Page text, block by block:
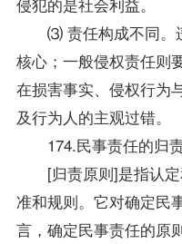
⑶ 责任构成不同。
核心；一般侵权责任则
在损害事实、侵权行为
及行为人的主观过错。
174.民事责任的归责
[归责原则]是指认定
准和规则。它对确定民
言，确定民事责任的原